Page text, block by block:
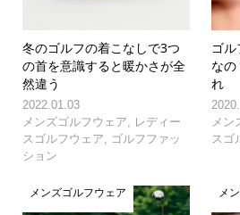
冬のゴルフの着こなしで3つ
の首を意識すると暖かさが全
然違う
2022.01.03
メンズゴルフウェア
レディー
スゴルフウェア
ゴルフファッ
ション
ゴ
なの
れ
メン
スゴ
メンズゴルフウェア メ